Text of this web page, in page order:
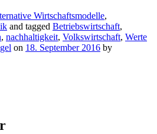
Wirtschaftsmodelle,
and tagged Betriebswirtschaft,
, nachhaltigkeit, Volkswirtschaft, Werte
on 18. September 2016 by